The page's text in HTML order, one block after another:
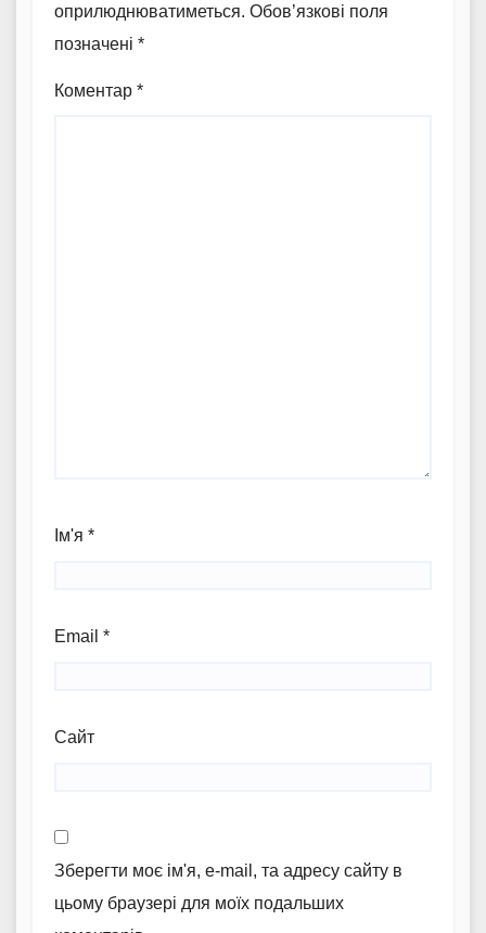
оприлюднюватиметься. Обов’язкові поля
позначені *
Коментар *
Ім'я *
Email *
Сайт
Зберегти моє ім'я, e-mail, та адресу сайту в
цьому браузері для моїх подальших